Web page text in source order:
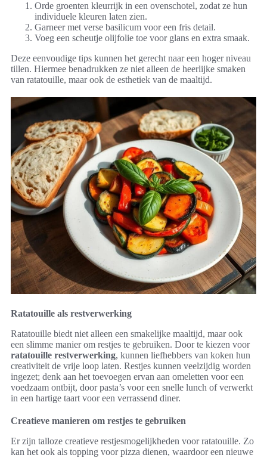
Orde groenten kleurrijk in een ovenschotel, zodat ze hun
individuele kleuren laten zien.
Garneer met verse basilicum voor een fris detail.
Voeg een scheutje olijfolie toe voor glans en extra smaak.
Deze eenvoudige tips kunnen het gerecht naar een hoger niveau
tillen. Hiermee benadrukken ze niet alleen de heerlijke smaken
van ratatouille, maar ook de esthetiek van de maaltijd.
Ratatouille als restverwerking
Ratatouille biedt niet alleen een smakelijke maaltijd, maar ook
een slimme manier om restjes te gebruiken. Door te kiezen voor
ratatouille restverwerking, kunnen liefhebbers van koken hun
creativiteit de vrije loop laten. Restjes kunnen veelzijdig worden
ingezet; denk aan het toevoegen ervan aan omeletten voor een
voedzaam ontbijt, door pasta’s voor een snelle lunch of verwerkt
in een hartige taart voor een verrassend diner.
Creatieve manieren om restjes te gebruiken
Er zijn talloze creatieve restjesmogelijkheden voor ratatouille. Zo
kan het ook als topping voor pizza dienen, waardoor een nieuwe